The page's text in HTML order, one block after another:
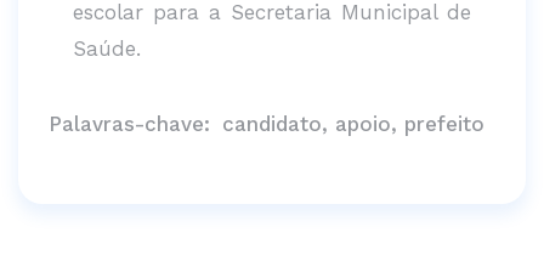
escolar para a Secretaria Municipal de
Saúde.
Palavras-chave: candidato, apoio, prefeito